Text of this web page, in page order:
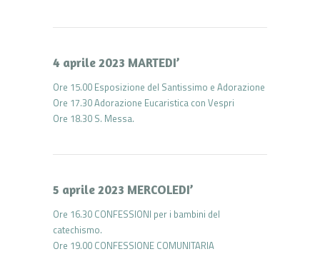
4 aprile 2023 MARTEDI’
Ore 15.00 Esposizione del Santissimo e Adorazione
Ore 17.30 Adorazione Eucaristica con Vespri
Ore 18.30 S. Messa.
5 aprile 2023 MERCOLEDI’
Ore 16.30 CONFESSIONI per i bambini del
catechismo.
Ore 19.00 CONFESSIONE COMUNITARIA